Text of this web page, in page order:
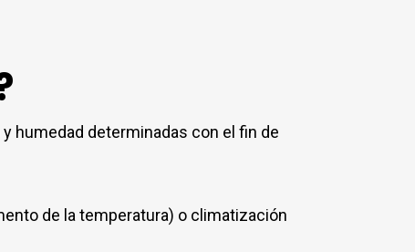
humedad determinadas con el fin de
de la temperatura) o climatización